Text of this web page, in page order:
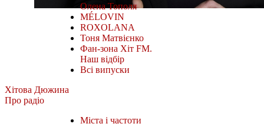
Олена Тополя
MÉLOVIN
ROXOLANA
Тоня Матвієнко
Фан-зона Хіт FM.
Наш відбір
Всі випуски
Хітова Дюжина
Про радіо
Міста і частоти